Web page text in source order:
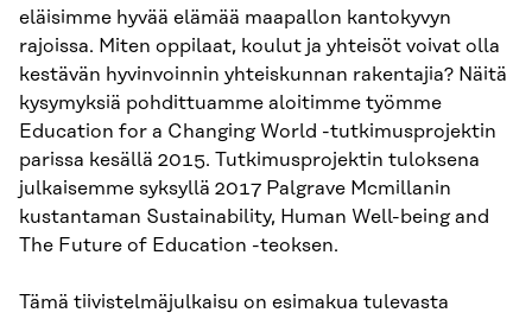
eläisimme hyvää elämää maapallon kantokyvyn
rajoissa. Miten oppilaat, koulut ja yhteisöt voivat olla
kestävän hyvinvoinnin yhteiskunnan rakentajia? Näitä
kysymyksiä pohdittuamme aloitimme työmme
Education for a Changing World -tutkimusprojektin
parissa kesällä 2015. Tutkimusprojektin tuloksena
julkaisemme syksyllä 2017 Palgrave Mcmillanin
kustantaman Sustainability, Human Well-being and
The Future of Education -teoksen.
Tämä tiivistelmäjulkaisu on esimakua tulevasta